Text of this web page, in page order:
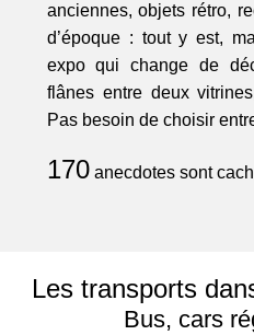
anciennes, objets rétro,
d’époque : tout y est,
expo qui change de
flânes entre deux
Pas besoin de choisir
170anecdotes sont
Les transports
Bus, cars